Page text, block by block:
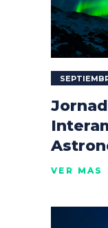
VER MÁS